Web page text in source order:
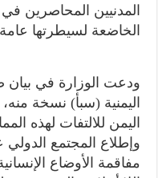
المدنيين المحاصرين
الخاضعة لسيطرتها
ودعت الوزارة في بيان
اليمنية (سبأ) نسخة
اليمن للالتفات لهذه
وإطلاع المجتمع الدولي
مفاقمة الأوضاع